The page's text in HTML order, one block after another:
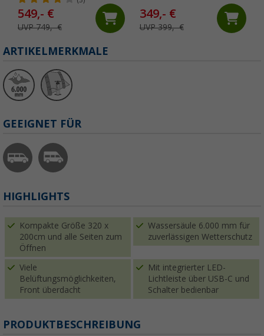
180 - 205 cm
549,- €
UVP 749,- €
349,- €
UVP 399,- €
ARTIKELMERKMALE
GEEIGNET FÜR
HIGHLIGHTS
Kompakte Größe 320 x
200cm und alle Seiten zum
Öffnen
Wassersäule 6.000 mm für
zuverlässigen Wetterschutz
Viele
Belüftungsmöglichkeiten,
Front überdacht
Mit integrierter LED-
Lichtleiste über USB-C und
Schalter bedienbar
PRODUKTBESCHREIBUNG